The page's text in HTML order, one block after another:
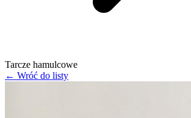
Tarcze hamulcowe
← Wróć do listy